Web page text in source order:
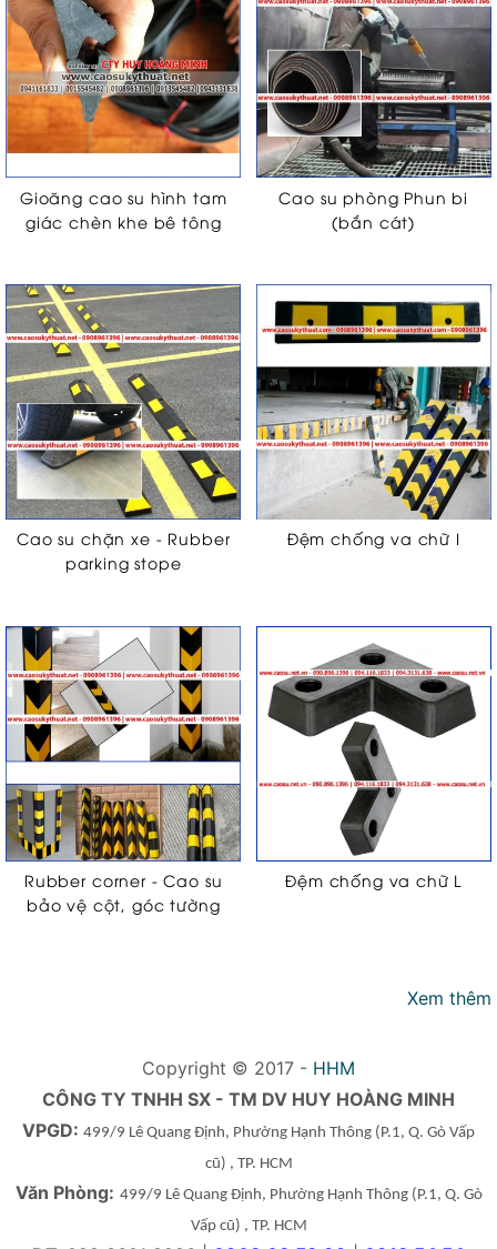
Gioăng cao su hình tam
giác chèn khe bê tông
Cao su phòng Phun bi
(bắn cát)
Cao su chặn xe - Rubber
parking stope
Đệm chống va chữ I
Rubber corner - Cao su
bảo vệ cột, góc tường
Đệm chống va chữ L
Xem thêm
Copyright © 2017 - HHM
CÔNG TY TNHH SX - TM DV HUY HOÀNG MINH
VPGD: 499/9 Lê Quang Định, Phường Hạnh Thông (P.1, Q. Gò Vấp
cũ) , TP. HCM
Văn Phòng: 499/9 Lê Quang Định, Phường Hạnh Thông(P.1, Q. Gò
Vấp cũ) , TP. HCM